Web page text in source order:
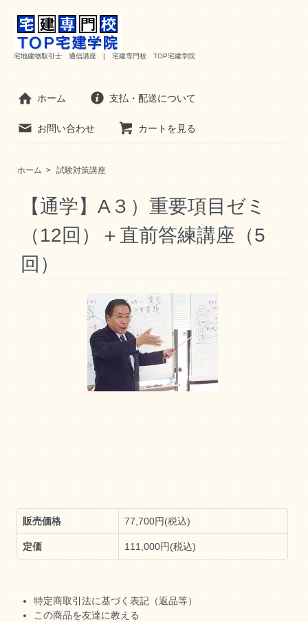
宅地建物取引士 通信講座 | 宅建専門校 TOP宅建学院
ホーム 支払・配送について
お問い合わせ カートを見る
ホーム > 試験対策講座
【通学】A３）重要項目ゼミ
（12回）＋直前答練講座（5
回）
販売価格 77,700円(税込)
定価 111,000円(税込)
特定商取引法に基づく表記（返品等）
この商品を友達に教える